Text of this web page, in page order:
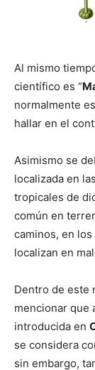
Al mismo
científico es “
normalmente
hallar en el
Asimismo se
localizada en
tropicales de
común en
caminos, en
localizan en
Dentro de este
mencionar que
introducida en
se considera
sin embargo,